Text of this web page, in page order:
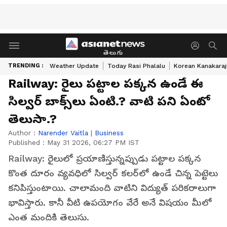
తెలుగు
TRENDING : Weather Update Today Rasi Phalalu Korean
Railway: రైలు ప‌ట్టాల పక్క‌న ఉండే ఈ
సిల్వ‌ర్ బాక్స్‌లు ఏంటి.? వాటి ప‌ని ఏంటో
తెలుసా.?
Author : Narender Vaitla | Business
Published : May 31 2026, 06:27 PM IST
Railway: రైలులో ప్రయాణిస్తున్నప్పుడు పట్టాల పక్కన
కొంత దూరం వ్యవధిలో సిల్వర్ కలర్‌లో ఉండే చిన్న పెట్టెలు
కనిపిస్తుంటాయి. చాలామంది వాటిని విద్యుత్ పరికరాలుగా
భావిస్తారు. కానీ వీటి ఉపయోగం వేరే అనే విషయం మీలో
ఎంత మందికి తెలుసు.